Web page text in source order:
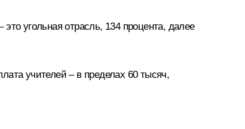
угольная отрасль, 134 процента, далее
учителей – в пределах 60 тысяч,